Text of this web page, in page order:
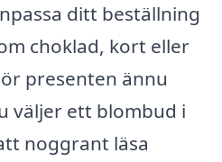
ditt beställning
choklad, kort eller
presenten ännu
väljer ett blombud i
noggrant läsa